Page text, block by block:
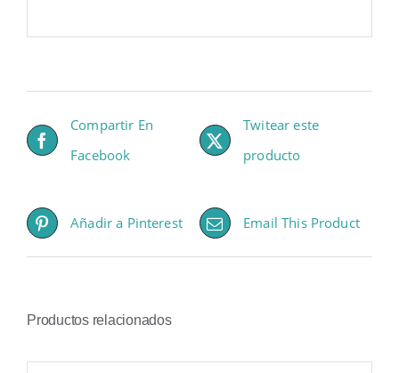
Compartir En
Facebook
Twitear este
producto
Añadir a Pinterest Email This Product
Productos relacionados